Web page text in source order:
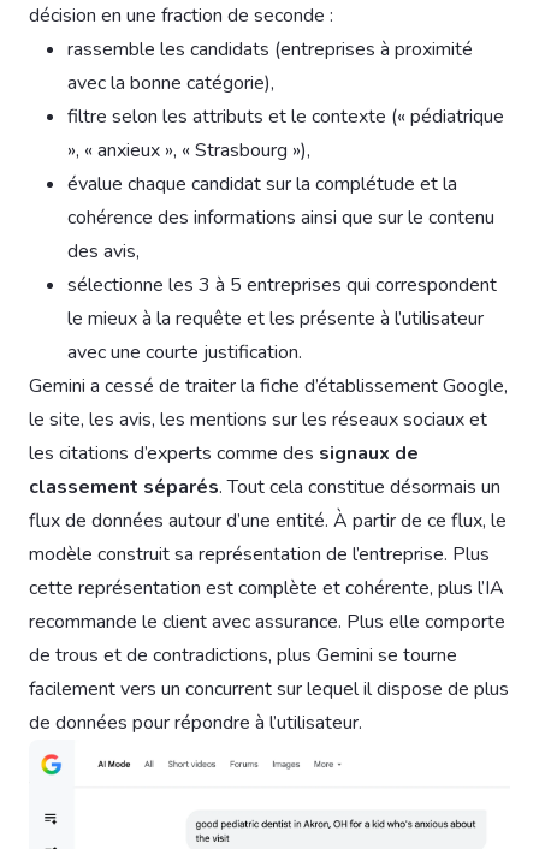
décision en une fraction de seconde :
rassemble les candidats (entreprises à proximité
avec la bonne catégorie),
filtre selon les attributs et le contexte (« pédiatrique
», « anxieux », « Strasbourg »),
évalue chaque candidat sur la complétude et la
cohérence des informations ainsi que sur le contenu
des avis,
sélectionne les 3 à 5 entreprises qui correspondent
le mieux à la requête et les présente à l’utilisateur
avec une courte justification.
Gemini a cessé de traiter la fiche d’établissement Google,
le site, les avis, les mentions sur les réseaux sociaux et
les citations d’experts comme des signaux de
classement séparés. Tout cela constitue désormais un
flux de données autour d’une entité. À partir de ce flux, le
modèle construit sa représentation de l’entreprise. Plus
cette représentation est complète et cohérente, plus l’IA
recommande le client avec assurance. Plus elle comporte
de trous et de contradictions, plus Gemini se tourne
facilement vers un concurrent sur lequel il dispose de plus
de données pour répondre à l’utilisateur.